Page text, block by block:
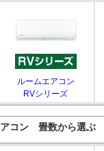
ルームエアコン
RVシリーズ
コン 畳数から選ぶ